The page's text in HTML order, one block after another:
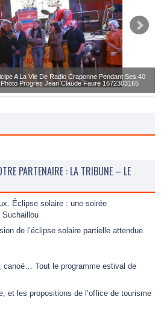
A La Vie De Radio Craponne Pendant Ses 40
Progres Jean Claude Faure 1672303165
PARTENAIRE : LA TRIBUNE – LE
Éclipse solaire : une soirée
Suchaillou
de l’éclipse solaire partielle attendue
canoë… Tout le programme estival de
et les propositions de l’office de tourisme